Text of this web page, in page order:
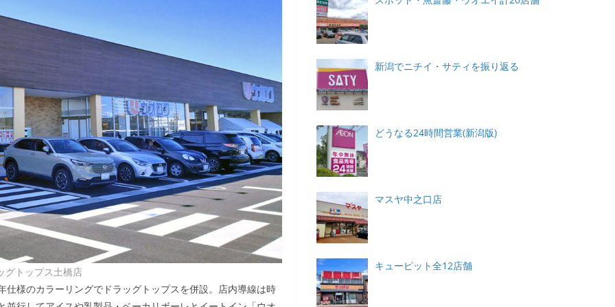
グトップス土橋店
様のカラーリングでドラッグトップスを併設。店内導線は時
新潟でニチイ・サティを振り返る
どうなる24時間営業(新潟版)
マスヤ中之口店
キューピット全12店舗